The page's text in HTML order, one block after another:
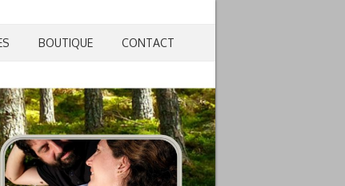
BOUTIQUE CONTACT